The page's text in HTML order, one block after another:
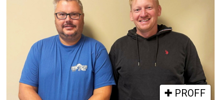
PROFF